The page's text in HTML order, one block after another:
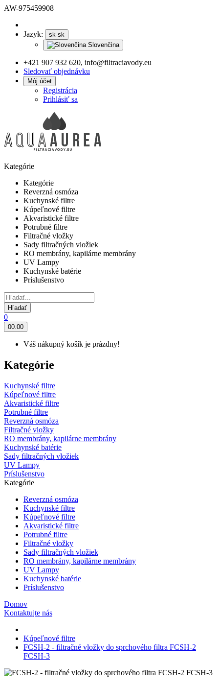
AW-975459908
Jazyk:
sk-sk
Slovenčina
+421 907 932 620, info@filtraciavody.eu
Sledovať objednávku
Môj účet
Registrácia
Prihlásiť sa
Kategórie
Kategórie
Reverzná osmóza
Kuchynské filtre
Kúpeľnové filtre
Akvaristické filtre
Potrubné filtre
Filtračné vložky
Sady filtračných vložiek
RO membrány, kapilárne membrány
UV Lampy
Kuchynské batérie
Príslušenstvo
Hľadať
0
00.00
Váš nákupný košík je prázdny!
Kategórie
Kuchynské filtre
Kúpeľnové filtre
Akvaristické filtre
Potrubné filtre
Reverzná osmóza
Filtračné vložky
RO membrány, kapilárne membrány
Kuchynské batérie
Sady filtračných vložiek
UV Lampy
Príslušenstvo
Kategórie
Reverzná osmóza
Kuchynské filtre
Kúpeľnové filtre
Akvaristické filtre
Potrubné filtre
Filtračné vložky
Sady filtračných vložiek
RO membrány, kapilárne membrány
UV Lampy
Kuchynské batérie
Príslušenstvo
Domov
Kontaktujte nás
Kúpeľnové filtre
FCSH-2 - filtračné vložky do sprchového filtra FCSH-2
FCSH-3